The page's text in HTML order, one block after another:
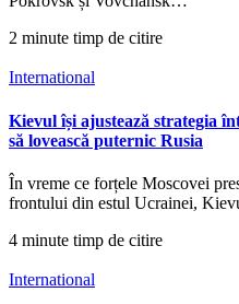
2 minute timp de citire
International
Kievul își ajustează strategia
să lovească puternic Rusia
În vreme ce forțele Moscovei
frontului din estul Ucrainei,
4 minute timp de citire
International